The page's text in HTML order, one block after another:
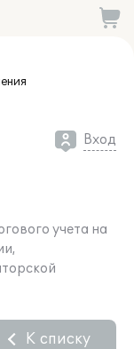
Вход
учета на
К списку